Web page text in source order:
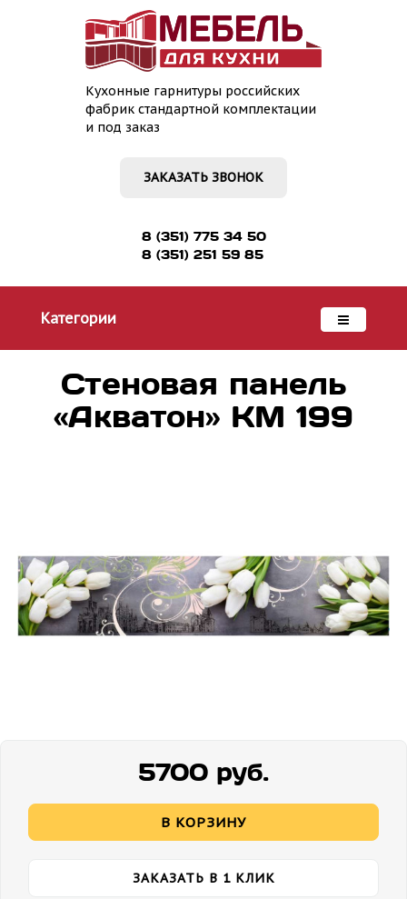
Кухонные гарнитуры российских
фабрик стандартной комплектации
и под заказ
ЗАКАЗАТЬ ЗВОНОК
8 (351) 775 34 50
8 (351) 251 59 85
Категории
Стеновая панель
«Акватон» КМ 199
5700 руб.
В КОРЗИНУ
ЗАКАЗАТЬ В 1 КЛИК